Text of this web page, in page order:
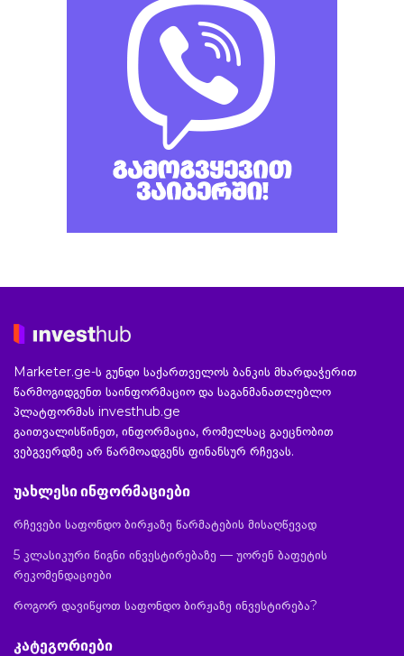
Marketer.ge-ს გუნდი საქართველოს ბანკის მხარდაჭერით
წარმოგიდგენთ საინფორმაციო და საგანმანათლებლო
პლატფორმას investhub.ge
გაითვალისწინეთ, ინფორმაცია, რომელსაც გაეცნობით
ვებგვერდზე არ წარმოადგენს ფინანსურ რჩევას.
უახლესი ინფორმაციები
რჩევები საფონდო ბირჟაზე წარმატების მისაღწევად
5 კლასიკური წიგნი ინვესტირებაზე — უორენ ბაფეტის
რეკომენდაციები
როგორ დავიწყოთ საფონდო ბირჟაზე ინვესტირება?
კატეგორიები